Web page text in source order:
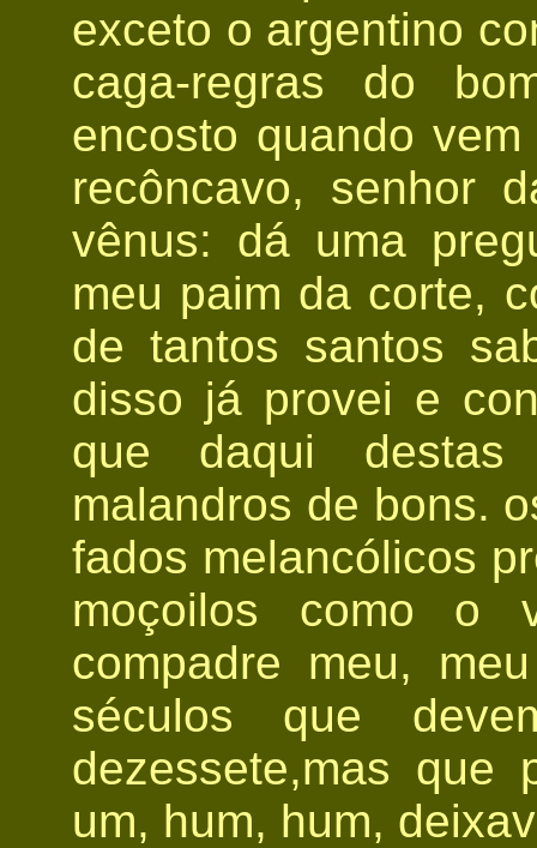
exceto o argentino
caga-regras do
encosto quando
recôncavo, senhor
vênus: dá uma
meu paim da corte,
de tantos santos
disso já provei e
que daqui
malandros de bons.
fados melancólicos
moçoilos como o
compadre meu,
séculos que
dezessete,mas
um, hum, hum,